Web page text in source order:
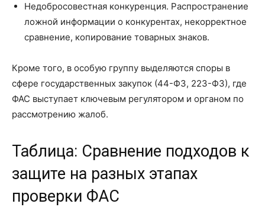
Недобросовестная конкуренция. Распространение
ложной информации о конкурентах, некорректное
сравнение, копирование товарных знаков.
Кроме того, в особую группу выделяются споры в
сфере государственных закупок (44-ФЗ, 223-ФЗ), где
ФАС выступает ключевым регулятором и органом по
рассмотрению жалоб.
Таблица: Сравнение подходов к
защите на разных этапах
проверки ФАС